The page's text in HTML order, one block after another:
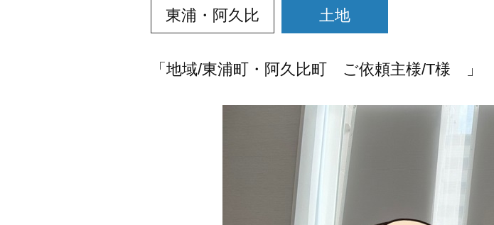
東浦・阿久比 土地
「地域/東浦町・阿久比町 ご依頼主様/T様 」